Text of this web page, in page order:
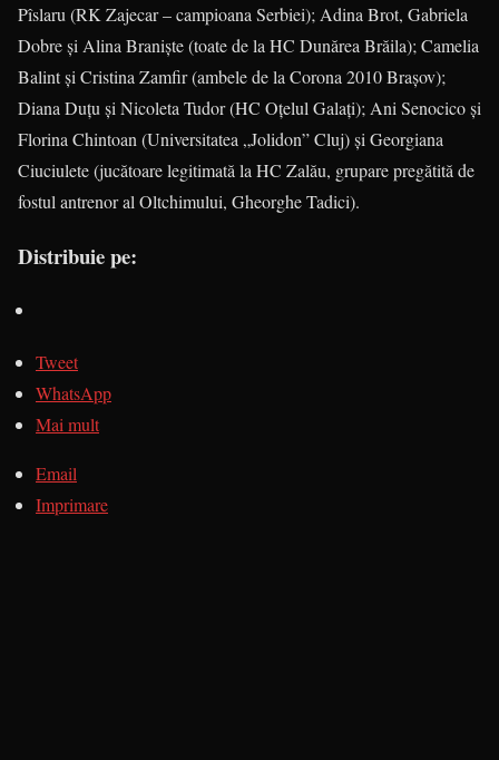
Pîslaru (RK Zajecar – campioana Serbiei); Adina Brot, Gabriela
Dobre şi Alina Branişte (toate de la HC Dunărea Brăila); Camelia
Balint şi Cristina Zamfir (ambele de la Corona 2010 Braşov);
Diana Duţu şi Nicoleta Tudor (HC Oţelul Galaţi); Ani Senocico şi
Florina Chintoan (Universitatea „Jolidon” Cluj) şi Georgiana
Ciuciulete (jucătoare legitimată la HC Zalău, grupare pregătită de
fostul antrenor al Oltchimului, Gheorghe Tadici).
Distribuie pe:
Tweet
WhatsApp
Mai mult
Email
Imprimare